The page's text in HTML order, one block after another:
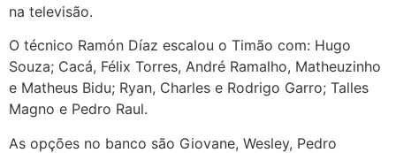
na televisão.
O técnico Ramón Díaz escalou o Timão com: Hugo
Souza; Cacá, Félix Torres, André Ramalho, Matheuzinho
e Matheus Bidu; Ryan, Charles e Rodrigo Garro; Talles
Magno e Pedro Raul.
As opções no banco são Giovane, Wesley, Pedro